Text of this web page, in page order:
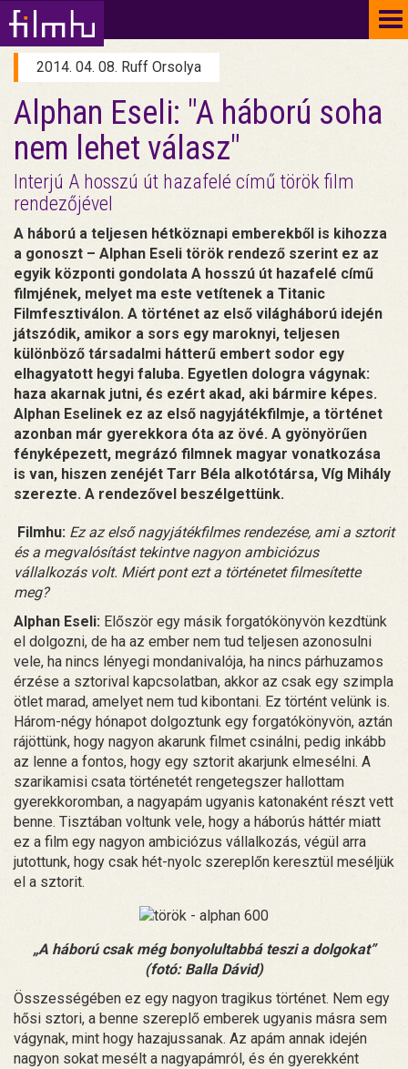
2014. 04. 08. Ruff Orsolya
Alphan Eseli: "A háború soha
nem lehet válasz"
Interjú A hosszú út hazafelé című török film
rendezőjével
A háború a teljesen hétköznapi emberekből is kihozza
a gonoszt – Alphan Eseli török rendező szerint ez az
egyik központi gondolata A hosszú út hazafelé című
filmjének, melyet ma este vetítenek a Titanic
Filmfesztiválon. A történet az első világháború idején
játszódik, amikor a sors egy maroknyi, teljesen
különböző társadalmi hátterű embert sodor egy
elhagyatott hegyi faluba. Egyetlen dologra vágynak:
haza akarnak jutni, és ezért akad, aki bármire képes.
Alphan Eselinek ez az első nagyjátékfilmje, a történet
azonban már gyerekkora óta az övé. A gyönyörűen
fényképezett, megrázó filmnek magyar vonatkozása
is van, hiszen zenéjét Tarr Béla alkotótársa, Víg Mihály
szerezte. A rendezővel beszélgettünk.
Filmhu: Ez az első nagyjátékfilmes rendezése, ami a sztorit
és a megvalósítást tekintve nagyon ambiciózus
vállalkozás volt. Miért pont ezt a történetet filmesítette
meg?
Alphan Eseli: Először egy másik forgatókönyvön kezdtünk
el dolgozni, de ha az ember nem tud teljesen azonosulni
vele, ha nincs lényegi mondanivalója, ha nincs párhuzamos
érzése a sztorival kapcsolatban, akkor az csak egy szimpla
ötlet marad, amelyet nem tud kibontani. Ez történt velünk is.
Három-négy hónapot dolgoztunk egy forgatókönyvön, aztán
rájöttünk, hogy nagyon akarunk filmet csinálni, pedig inkább
az lenne a fontos, hogy egy sztorit akarjunk elmesélni. A
szarikamisi csata történetét rengetegszer hallottam
gyerekkoromban, a nagyapám ugyanis katonaként részt vett
benne. Tisztában voltunk vele, hogy a háborús háttér miatt
ez a film egy nagyon ambiciózus vállalkozás, végül arra
jutottunk, hogy csak hét-nyolc szereplőn keresztül meséljük
el a sztorit.
„A háború csak még bonyolultabbá teszi a dolgokat”
(fotó: Balla Dávid)
Összességében ez egy nagyon tragikus történet. Nem egy
hősi sztori, a benne szereplő emberek ugyanis másra sem
vágynak, mint hogy hazajussanak. Az apám annak idején
nagyon sokat mesélt a nagyapámról, és én gyerekként